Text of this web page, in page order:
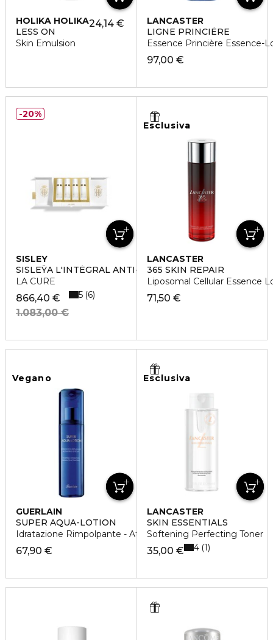
HOLIKA HOLIKA
LESS ON
Skin Emulsion
24,14 €
LANCASTER
LIGNE PRINCIÈRE
Essence Princière Essence-
97,00 €
SISLEY
SISLEŸA L'INTÉGRAL ANTI-ÂGE
LA CURE
866,40 €
1.083,00 €
5 6
20%
Esclusiva
LANCASTER
365 SKIN REPAIR
Liposomal Cellular Essence
71,50 €
Vegano
GUERLAIN
SUPER AQUA-LOTION
Idratazione Rimpolpante - Attivatore Di Luminosità
67,90 €
Esclusiva
LANCASTER
SKIN ESSENTIALS
Softening Perfecting Toner
35,00 € 4 1